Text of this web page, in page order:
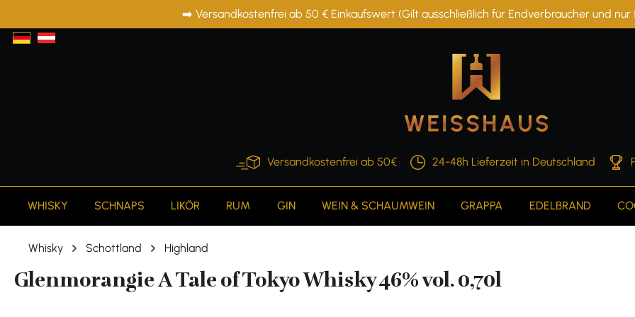
Zur Hauptnavigation springen➡️ Versandkostenfrei ab 50 € Einkaufswert (Gilt ausschließlich für Endverbraucher und
Versandkostenfrei ab 50€ 24-48h Lieferzeit in Deutschland
WHISKY SCHNAPS LIKÖR RUM GIN WEIN & SCHAUMWEIN GRAPPA EDELBRAND
Whisky Schottland Highland
Glenmorangie A Tale of Tokyo Whisky 46% vol. 0,70l